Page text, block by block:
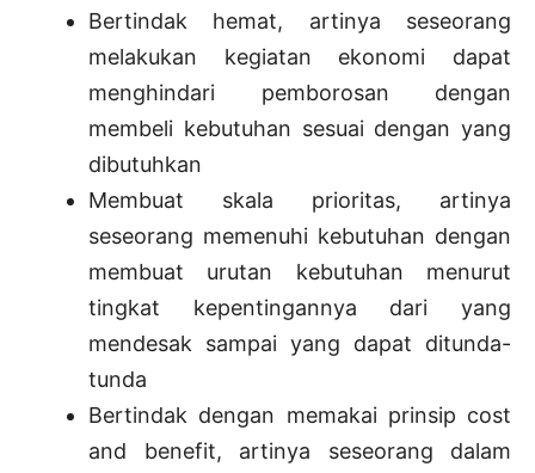
Bertindak hemat, artinya seseorang
melakukan kegiatan ekonomi dapat
menghindari pemborosan dengan
membeli kebutuhan sesuai dengan yang
dibutuhkan
Membuat skala prioritas, artinya
seseorang memenuhi kebutuhan dengan
membuat urutan kebutuhan menurut
tingkat kepentingannya dari yang
mendesak sampai yang dapat ditunda-
tunda
Bertindak dengan memakai prinsip cost
and benefit, artinya seseorang dalam